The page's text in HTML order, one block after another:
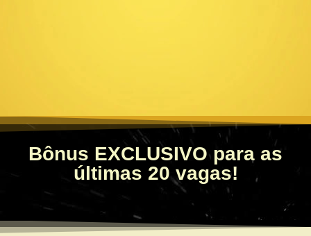
Bônus EXCLUSIVO para as
últimas 20 vagas!